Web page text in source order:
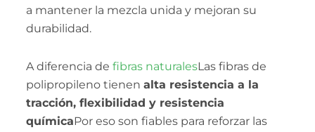
a mantener la mezcla unida y mejoran su
durabilidad.
A diferencia de fibras naturalesLas fibras de
polipropileno tienen alta resistencia a la
tracción, flexibilidad y resistencia
químicaPor eso son fiables para reforzar las